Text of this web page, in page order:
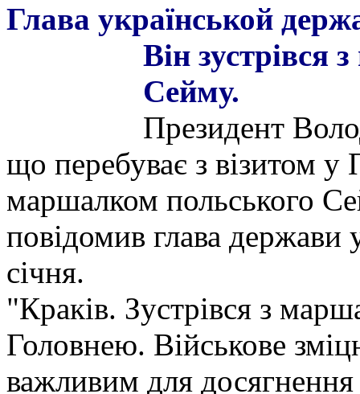
Глава українськой
Він зустрівся
Сейму.
Президент
що перебуває з візитом у
маршалком польського
повідомив глава
січня.
"Краків. Зустрівся з
Головнею. Військове
важливим для досягнення